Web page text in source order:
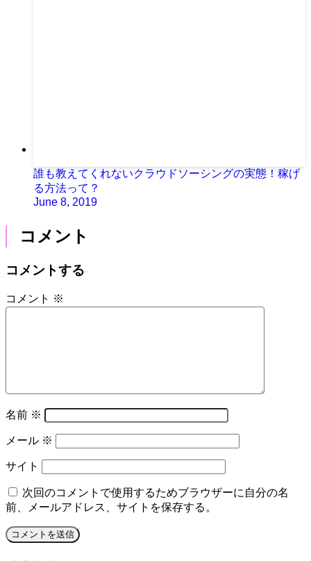
誰も教えてくれないクラウドソーシングの実態！稼げ
る方法って？
June 8, 2019
コメント
コメントする
コメント ※
名前 ※
メール ※
サイト
次回のコメントで使用するためブラウザーに自分の名
前、メールアドレス、サイトを保存する。